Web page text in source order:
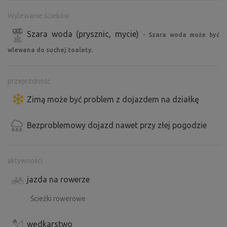
Wylewanie ścieków
Szara woda (prysznic, mycie) - Szara woda może być
wlewana do suchej toalety.
przejezdność
Zimą może być problem z dojazdem na działkę
Bezproblemowy dojazd nawet przy złej pogodzie
aktywności
jazda na rowerze
Ścieżki rowerowe
wędkarstwo